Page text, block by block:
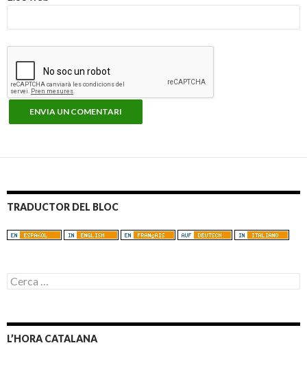
TRADUCTOR DEL BLOC
C
e
a
:L’HORA CATALANA